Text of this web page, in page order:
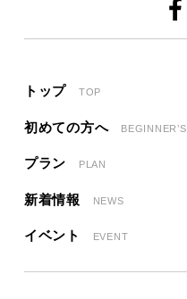
トップ TOP
初めての方へ BEGINNER’S
プラン PLAN
新着情報 NEWS
イベント EVENT